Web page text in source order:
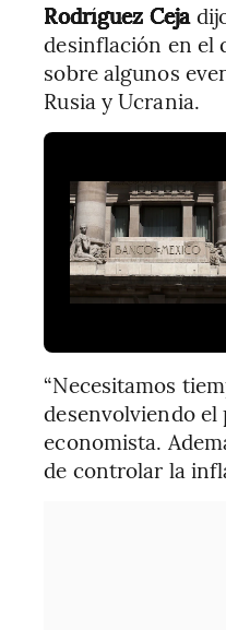
Rodríguez Ceja
desinflación en el
sobre algunos
Rusia y Ucrania.
“Necesitamos
desenvolviendo el
economista.
de controlar la